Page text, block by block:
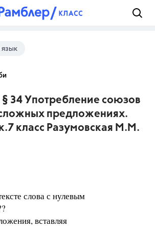
язык
§ 34 Употребление союзов
предложениях.
класс Разумовская М.М.
слова с нулевым
вставляя